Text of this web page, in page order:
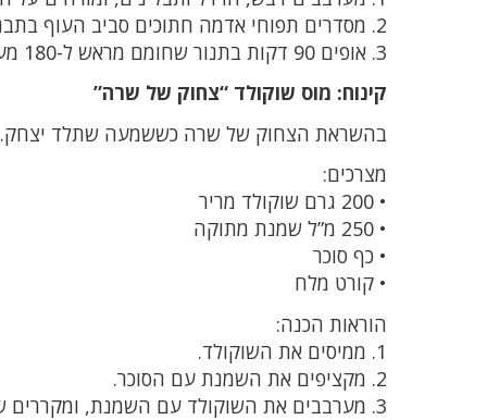
2. מסדרים תפוחי אדמה חתוכים סביב העוף בתבנית.
3. אופים 90 דקות בתנור שחומם מראש ל-180 מעלות.
קינוח: מוס שוקולד “צחוק של שרה”
בהשראת הצחוק של שרה כששמעה שתלד יצחק.
מצרכים:
• 200 גרם שוקולד מריר
• 250 מ”ל שמנת מתוקה
• כף סוכר
• קורט מלח
הוראות הכנה:
1. ממיסים את השוקולד.
2. מקציפים את השמנת עם הסוכר.
3. מערבבים את השוקולד עם השמנת, ומקררים שעתיים.